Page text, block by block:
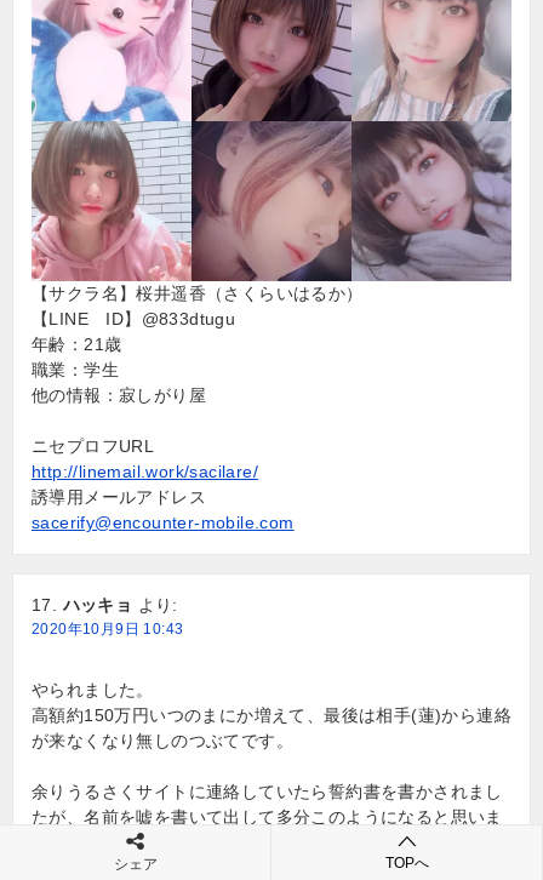
【サクラ名】桜井遥香（さくらいはるか）
【LINE ID】@833dtugu
年齢：21歳
職業：学生
他の情報：寂しがり屋
ニセプロフURL
http://linemail.work/sacilare/
誘導用メールアドレス
sacerify@encounter-mobile.com
ハッキョ より:
2020年10月9日 10:43
やられました。
高額約150万円いつのまにか増えて、最後は相手(蓮)から連絡
が来なくなり無しのつぶてです。
余りうるさくサイトに連絡していたら誓約書を書かされまし
たが、名前を嘘を書いて出して多分このようになると思いま
弁護士事務所に相談してみようと思います。
シェア TOPへ